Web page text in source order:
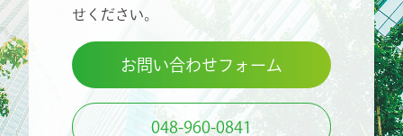
せください。
お問い合わせフォーム
048-960-0841